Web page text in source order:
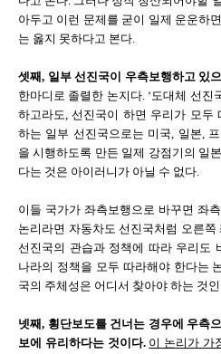
아두고 이런 문제를 굳이 일제 운운하
는 옳지 못하다고 본다.
셋째, 일부 선진국이 우측보행하고 있
한마디로 졸렬한 논지다. ‘도대체 선진
하고라도, 선진국이 하면 우리가 모두
하는 일부 선진국으로는 미국, 일본,
을 시행하도록 만든 일제 강점기의 일
다는 것은 아이러니가 아닐 수 없다.
이들 국가가 좌측보행으로 바꾸면 좌
논리라면 자동차도 선진국처럼 오른
선진국의 관습과 정책에 따라 우리도
나라의 정책을 모두 따라해야 한다는
국의 주체성은 어디서 찾아야 하는 것
넷째, 횡단보도를 건너는 경우에 우측
보에 유리하다는 것이다. 이 논리가 가